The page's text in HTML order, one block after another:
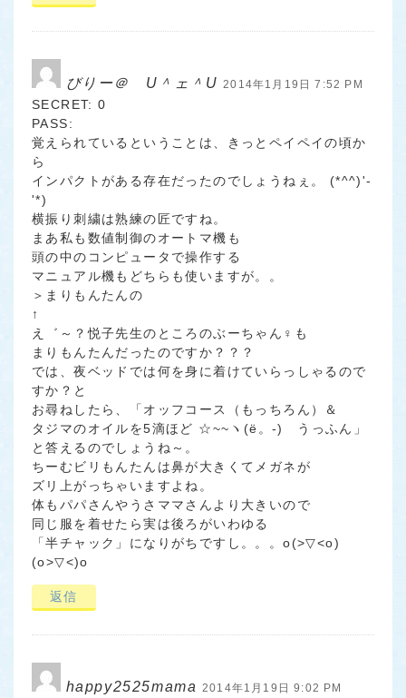
びりー＠ U＾ェ＾U 2014年1月19日 7:52 PM
SECRET: 0
PASS:
覚えられているということは、きっとペイペイの頃か
ら
インパクトがある存在だったのでしょうねぇ。 (*^^)'-
'*)
横振り刺繍は熟練の匠ですね。
まあ私も数値制御のオートマ機も
頭の中のコンピュータで操作する
マニュアル機もどちらも使いますが。。
＞まりもんたんの
↑
え゛～？悦子先生のところのぶーちゃん♀も
まりもんたんだったのですか？？？
では、夜ベッドでは何を身に着けていらっしゃるので
すか？と
お尋ねしたら、「オッフコース（もっちろん）＆
タジマのオイルを5滴ほど ☆~~ヽ(ё。-)ゝうっふん」
と答えるのでしょうね～。
ちーむビリもんたんは鼻が大きくてメガネが
ズリ上がっちゃいますよね。
体もパパさんやうさママさんより大きいので
同じ服を着せたら実は後ろがいわゆる
「半チャック」になりがちですし。。。o(>▽<o)
(o>▽<)o
返信
happy2525mama 2014年1月19日 9:02 PM